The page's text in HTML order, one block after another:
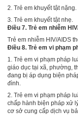
2. Trẻ em khuyết tật nặng.
3. Trẻ em khuyết tật nhẹ.
Điều 7. Trẻ em nhiễm
Trẻ em nhiễm HIV/AIDS
Điều 8. Trẻ em vi phạm
1. Trẻ em vi phạm pháp
giáo dục tại xã, phường,
đang bị áp dụng biện
đình.
2. Trẻ em vi phạm pháp
chấp hành biện pháp xử
cơ sở cung cấp dịch vụ